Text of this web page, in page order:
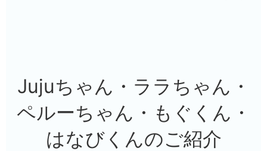
Jujuちゃん・ララちゃん・
ペルーちゃん・もぐくん・
はなびくんのご紹介